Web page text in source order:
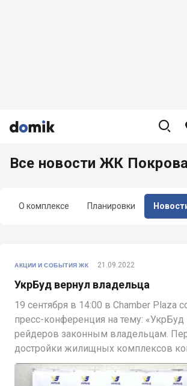


 
О комплексе Планировки
Все новости ЖК
АКЦИИ И СОБЫТИЯ ЖК 21.09.2022
УкрБуд вернул владельца
19 сентября в 14:00 в Chamber Plaza
пресс-конференция на тему:
рейдеров законным владельцам.
достройки жилищных комплексов